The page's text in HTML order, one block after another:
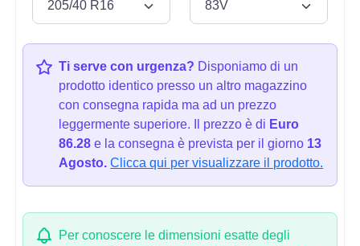
Ti serve con urgenza? Disponiamo di un
prodotto identico presso un altro magazzino
con consegna rapida ma ad un prezzo
leggermente superiore. Il prezzo è di Euro
86.28 e la consegna è prevista per il giorno 13
Agosto. Clicca qui per visualizzare il prodotto.
Per conoscere le dimensioni esatte degli